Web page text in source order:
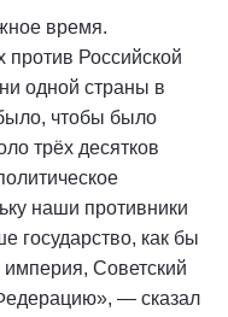
время.
против Российской
одной страны в
чтобы было
трёх десятков
наши противники
государство, как бы
Советский
— сказал